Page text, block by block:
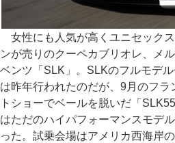
女性にも人気が高くユニセック
ンが売りのクーペカブリオレ、メル
ベンツ「SLK」。SLKのフルモデ
は昨年行われたのだが、9月のフラ
トショーでベールを脱いだ「SLK55
はただのハイパフォーマンスモデ
った。試乗会場はアメリカ西海岸